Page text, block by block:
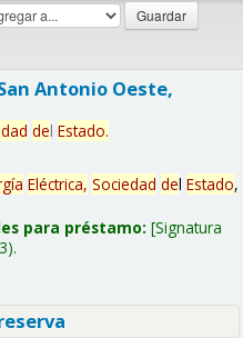
Antonio Oeste,
del Estado.
Eléctrica, Sociedad del Estado,
para préstamo: Signatura